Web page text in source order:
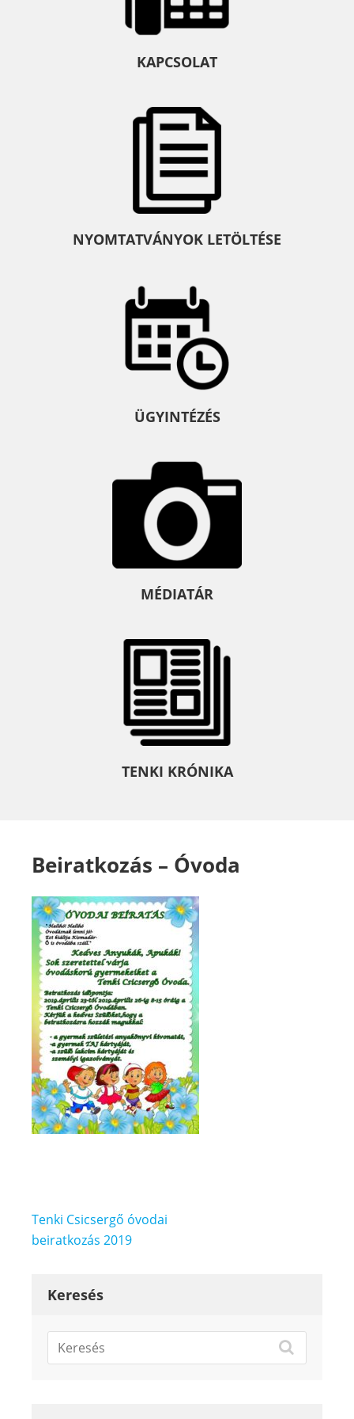
KAPCSOLAT
NYOMTATVÁNYOK LETÖLTÉSE
ÜGYINTÉZÉS
MÉDIATÁR
TENKI KRÓNIKA
Beiratkozás – Óvoda
Bejegyzés
navigáció
Tenki Csicsergő óvodai
beiratkozás 2019
Keresés